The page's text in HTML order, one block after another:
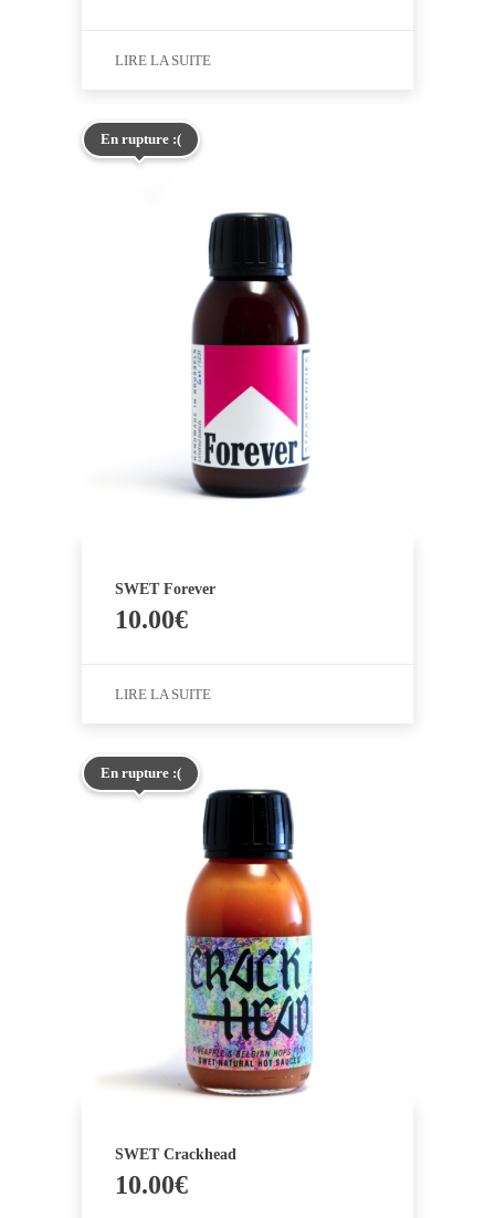
LIRE LA SUITE
En rupture :(
SWET Forever
10.00€
LIRE LA SUITE
En rupture :(
SWET Crackhead
10.00€